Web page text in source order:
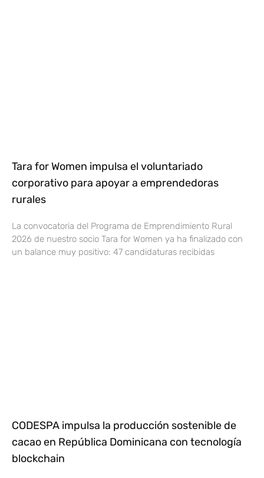
Tara for Women impulsa el voluntariado
corporativo para apoyar a emprendedoras
rurales
La convocatoria del Programa de Emprendimiento Rural
2026 de nuestro socio Tara for Women ya ha finalizado con
un balance muy positivo: 47 candidaturas recibidas
CODESPA impulsa la producción sostenible de
cacao en República Dominicana con tecnología
blockchain